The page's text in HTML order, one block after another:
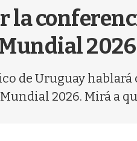
la
2026
de Uruguay hablará
2026. Mirá a